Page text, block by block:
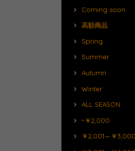
Coming soon
高額商品
Spring
Summer
Autumn
Winter
ALL SEASON
~￥2,000
￥2,001～￥3,000